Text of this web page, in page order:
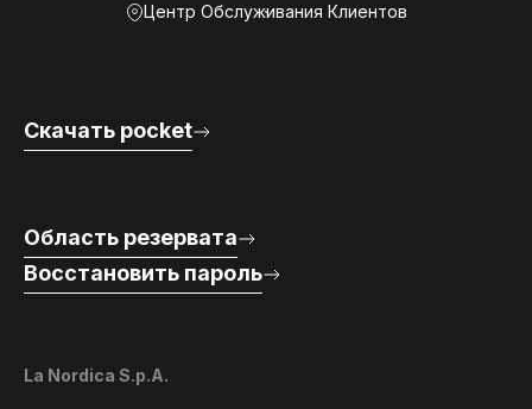
Центр Обслуживания Клиентов
La Nordica S.p.A.
Скачать pocket
Область резервата
Восстановить пароль